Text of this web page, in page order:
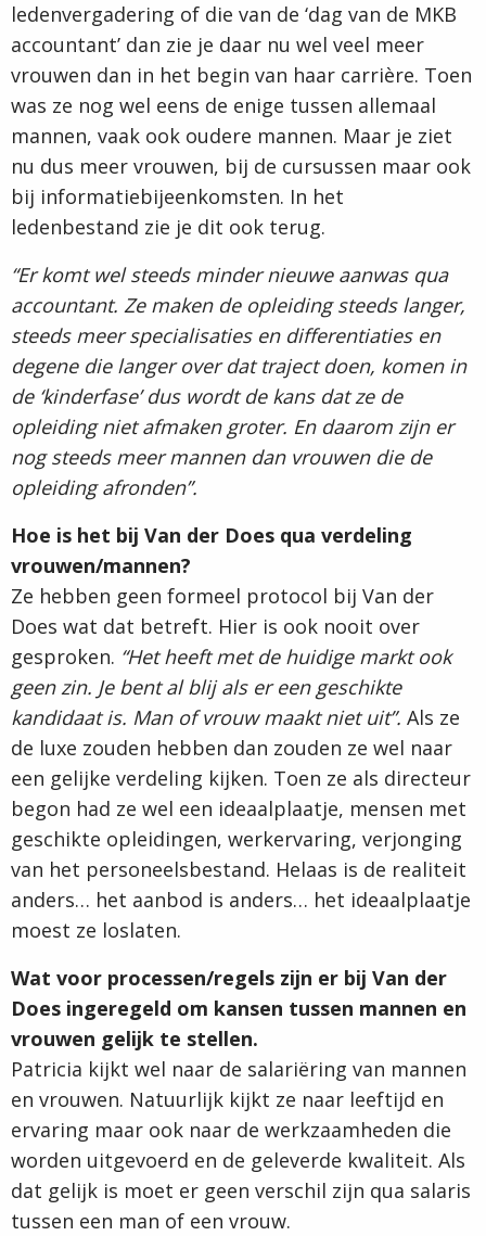
ledenvergadering of die van de ‘dag van de MKB
accountant’ dan zie je daar nu wel veel meer
vrouwen dan in het begin van haar carrière. Toen
was ze nog wel eens de enige tussen allemaal
mannen, vaak ook oudere mannen. Maar je ziet
nu dus meer vrouwen, bij de cursussen maar ook
bij informatiebijeenkomsten. In het
ledenbestand zie je dit ook terug.
“Er komt wel steeds minder nieuwe aanwas qua
accountant. Ze maken de opleiding steeds langer,
steeds meer specialisaties en differentiaties en
degene die langer over dat traject doen, komen in
de ‘kinderfase’ dus wordt de kans dat ze de
opleiding niet afmaken groter. En daarom zijn er
nog steeds meer mannen dan vrouwen die de
opleiding afronden”.
Hoe is het bij Van der Does qua verdeling
vrouwen/mannen?
Ze hebben geen formeel protocol bij Van der
Does wat dat betreft. Hier is ook nooit over
gesproken. “Het heeft met de huidige markt ook
geen zin. Je bent al blij als er een geschikte
kandidaat is. Man of vrouw maakt niet uit”. Als ze
de luxe zouden hebben dan zouden ze wel naar
een gelijke verdeling kijken. Toen ze als directeur
begon had ze wel een ideaalplaatje, mensen met
geschikte opleidingen, werkervaring, verjonging
van het personeelsbestand. Helaas is de realiteit
anders… het aanbod is anders… het ideaalplaatje
moest ze loslaten.
Wat voor processen/regels zijn er bij Van der
Does ingeregeld om kansen tussen mannen en
vrouwen gelijk te stellen.
Patricia kijkt wel naar de salariëring van mannen
en vrouwen. Natuurlijk kijkt ze naar leeftijd en
ervaring maar ook naar de werkzaamheden die
worden uitgevoerd en de geleverde kwaliteit. Als
dat gelijk is moet er geen verschil zijn qua salaris
tussen een man of een vrouw.